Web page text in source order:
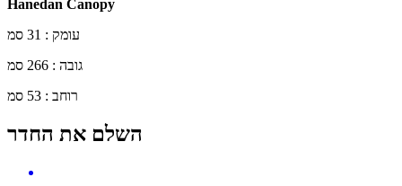
Hanedan Canopy
עומק : 31 סמ
גובה : 266 סמ
רוחב : 53 סמ
השלם את החדר